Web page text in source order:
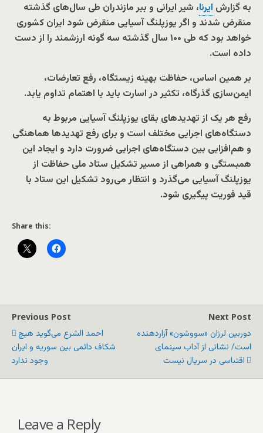
به گزارش ایرنا، شیر ایرانی و ببر مازندران طی سال‌های گذشته
منقرض شدند و اگر یوزپلنگ آسیایی منقرض شود ایران کشوری
خواهد بود که طی ۱۰۰ سال گذشته سه گونه ارزشمند را از دست
داده است.
بر همین اساس، حفاظت بهینه زیستگاه، رفع تعارضات،
ایمن‌سازی گذرگاه، تکثیر در اسارت باید با اهتمام تداوم یابد.
رفع هر یک از تهدیدهای بقای یوزپلنگ آسیایی مربوط به
دستگاه‌های اجرایی مختلف است و برای رفع تهدیدها هماهنگی
و هم‌افزایی بین دستگاه‌های اجرایی ضرورت دارد و ایجاد این
همبستگی و همراهی از مسیر تشکیل ستاد ملی حفاظت از
یوزپلنگ آسیایی می‌گذرد و انتظار می‌رود تشکیل این ستاد با
قید فوریت پیگیری شود.
Share this:
Previous Post
احمد الشرع می‌گوید هیچ
شکاف دائمی بین سوریه و ایران
وجود ندارد
Next Post
دوربین لرزان «سووشون» آزاردهنده
است/ نشانی از آداب سینمای
اقتباسی در سریال نیست
Leave a Reply